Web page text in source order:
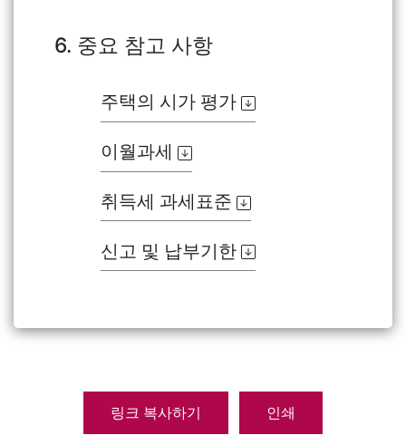
6. 중요 참고 사항
주택의 시가 평가
이월과세
취득세 과세표준
신고 및 납부기한
링크 복사하기 인쇄